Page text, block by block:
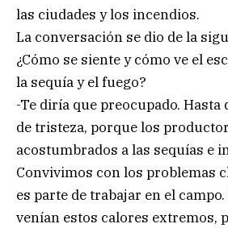
las ciudades y los incendios.
La conversación se dio de la
¿Cómo se siente y cómo ve el
la sequía y el fuego?
-Te diría que preocupado. Hasta
de tristeza, porque los
acostumbrados a las sequías e
Convivimos con los problemas
es parte de trabajar en el
venían estos calores extremos,